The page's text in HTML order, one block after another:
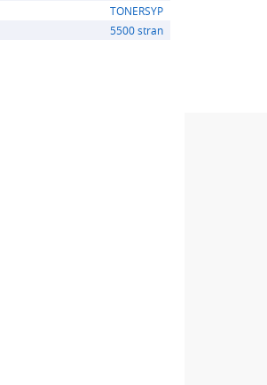
TONERSYP
5500 stran